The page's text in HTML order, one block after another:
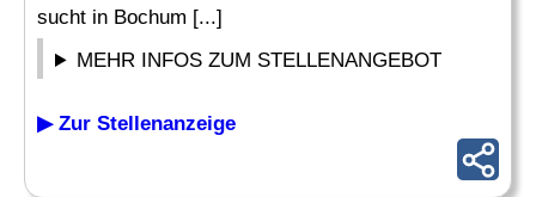
sucht in Bochum [...]
MEHR INFOS ZUM STELLENANGEBOT
▶ Zur Stellenanzeige